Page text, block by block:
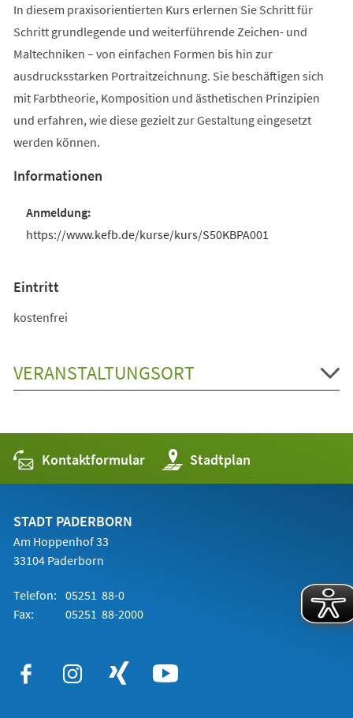
In diesem praxisorientierten Kurs erlernen Sie Schritt für
Schritt grundlegende und weiterführende Zeichen- und
Maltechniken – von einfachen Formen bis hin zur
ausdrucksstarken Portraitzeichnung. Sie beschäftigen sich
mit Farbtheorie, Komposition und ästhetischen Prinzipien
und erfahren, wie diese gezielt zur Gestaltung eingesetzt
werden können.
Informationen
https://www.kefb.de/kurse/kurs/S50KBPA001
Eintritt
kostenfrei
VERANSTALTUNGSORT
Kontaktformular Stadtplan
(Öffnet
in
einem
STADT PADERBORN
Am Hoppenhof 33
33104 Paderborn
Telefon: 05251 88-0
Fax:
05251 88-2000